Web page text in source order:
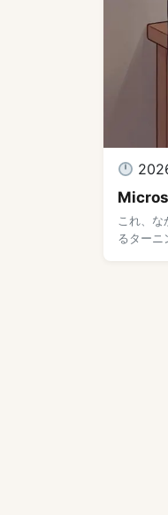
これ、な
るター